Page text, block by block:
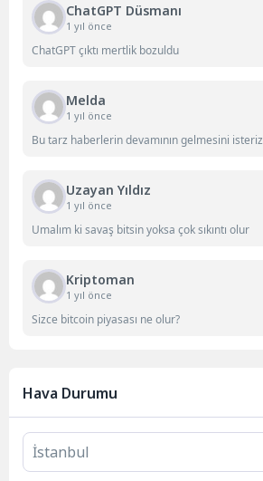
ChatGPT Düsmanı
1 yıl önce
ChatGPT çıktı mertlik bozuldu
Melda
1 yıl önce
Bu tarz haberlerin devamının gelmesini isteriz
Uzayan Yıldız
1 yıl önce
Umalım ki savaş bitsin yoksa çok sıkıntı olur
Kriptoman
1 yıl önce
Sizce bitcoin piyasası ne olur?
Hava Durumu